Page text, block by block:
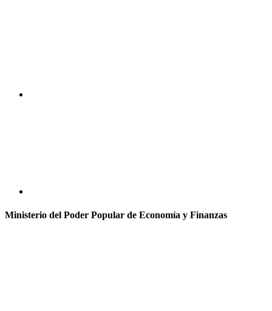
Ministerio del Poder Popular de Economía y Finanzas